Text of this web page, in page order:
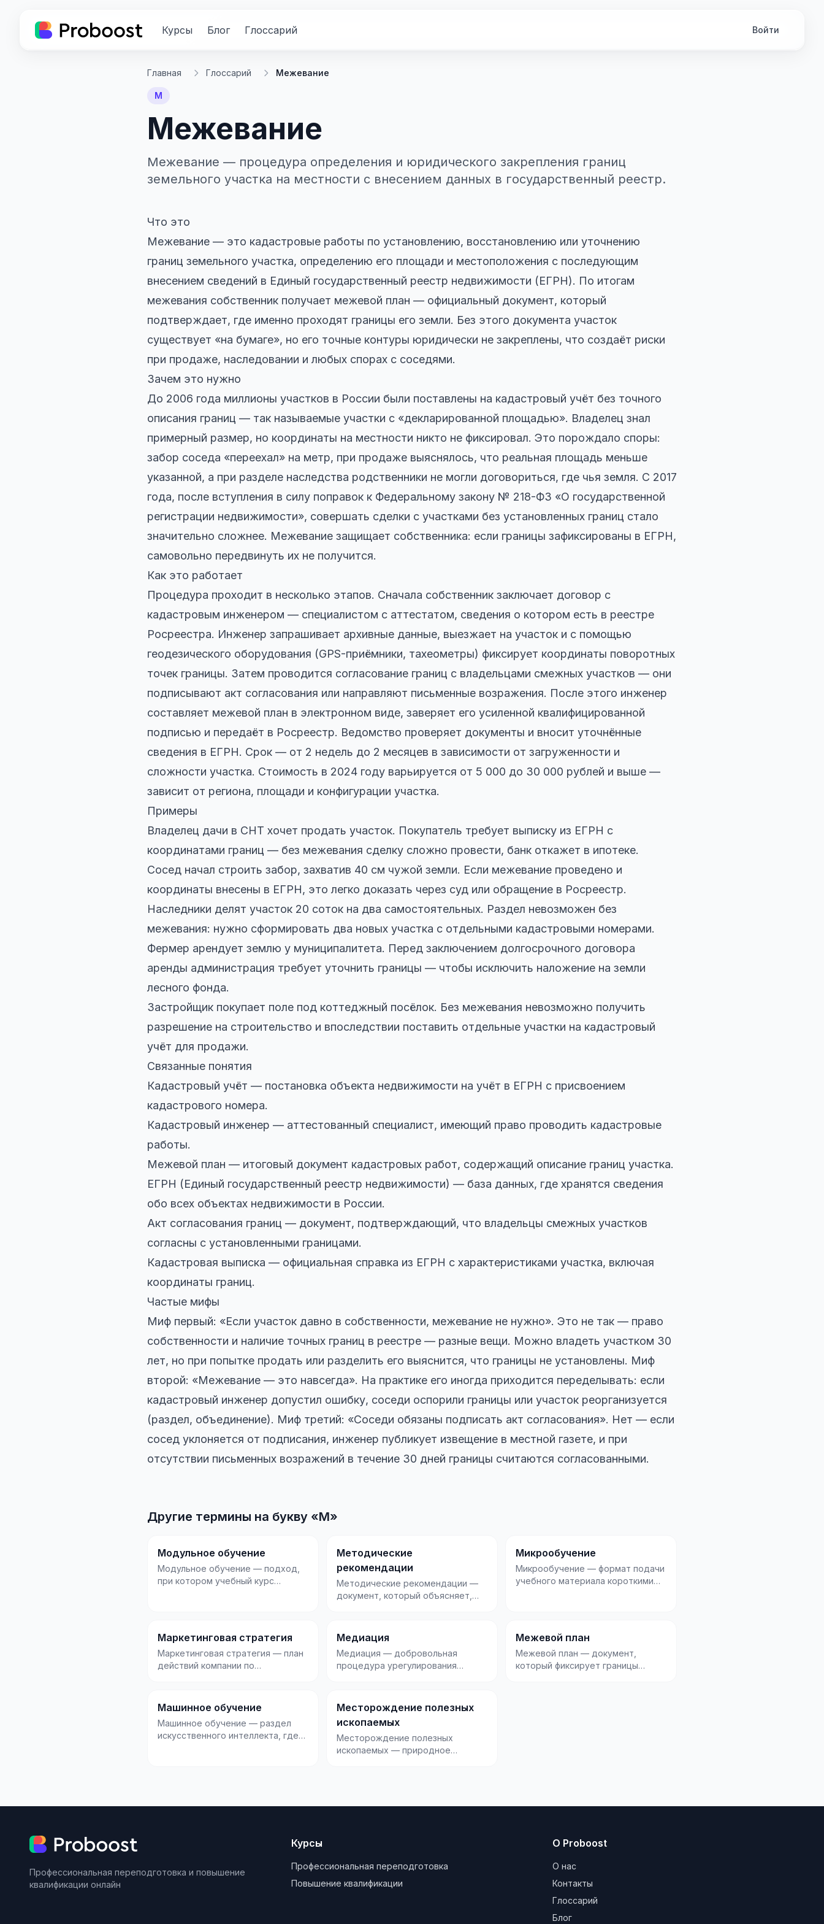
Курсы Блог Глоссарий Войти
Главная Глоссарий Межевание
М
Межевание
Межевание — процедура определения и юридического закрепления границ
земельного участка на местности с внесением данных в государственный реестр.
Что это
Межевание — это кадастровые работы по установлению, восстановлению или уточнению
границ земельного участка, определению его площади и местоположения с последующим
внесением сведений в Единый государственный реестр недвижимости (ЕГРН). По итогам
межевания собственник получает межевой план — официальный документ, который
подтверждает, где именно проходят границы его земли. Без этого документа участок
существует «на бумаге», но его точные контуры юридически не закреплены, что создаёт риски
при продаже, наследовании и любых спорах с соседями.
Зачем это нужно
До 2006 года миллионы участков в России были поставлены на кадастровый учёт без точного
описания границ — так называемые участки с «декларированной площадью». Владелец знал
примерный размер, но координаты на местности никто не фиксировал. Это порождало споры:
забор соседа «переехал» на метр, при продаже выяснялось, что реальная площадь меньше
указанной, а при разделе наследства родственники не могли договориться, где чья земля. С 2017
года, после вступления в силу поправок к Федеральному закону № 218-ФЗ «О государственной
регистрации недвижимости», совершать сделки с участками без установленных границ стало
значительно сложнее. Межевание защищает собственника: если границы зафиксированы в ЕГРН,
самовольно передвинуть их не получится.
Как это работает
Процедура проходит в несколько этапов. Сначала собственник заключает договор с
кадастровым инженером — специалистом с аттестатом, сведения о котором есть в реестре
Росреестра. Инженер запрашивает архивные данные, выезжает на участок и с помощью
геодезического оборудования (GPS-приёмники, тахеометры) фиксирует координаты поворотных
точек границы. Затем проводится согласование границ с владельцами смежных участков — они
подписывают акт согласования или направляют письменные возражения. После этого инженер
составляет межевой план в электронном виде, заверяет его усиленной квалифицированной
подписью и передаёт в Росреестр. Ведомство проверяет документы и вносит уточнённые
сведения в ЕГРН. Срок — от 2 недель до 2 месяцев в зависимости от загруженности и
сложности участка. Стоимость в 2024 году варьируется от 5 000 до 30 000 рублей и выше —
зависит от региона, площади и конфигурации участка.
Примеры
Владелец дачи в СНТ хочет продать участок. Покупатель требует выписку из ЕГРН с
координатами границ — без межевания сделку сложно провести, банк откажет в ипотеке.
Сосед начал строить забор, захватив 40 см чужой земли. Если межевание проведено и
координаты внесены в ЕГРН, это легко доказать через суд или обращение в Росреестр.
Наследники делят участок 20 соток на два самостоятельных. Раздел невозможен без
межевания: нужно сформировать два новых участка с отдельными кадастровыми номерами.
Фермер арендует землю у муниципалитета. Перед заключением долгосрочного договора
аренды администрация требует уточнить границы — чтобы исключить наложение на земли
лесного фонда.
Застройщик покупает поле под коттеджный посёлок. Без межевания невозможно получить
разрешение на строительство и впоследствии поставить отдельные участки на кадастровый
учёт для продажи.
Связанные понятия
Кадастровый учёт — постановка объекта недвижимости на учёт в ЕГРН с присвоением
кадастрового номера.
Кадастровый инженер — аттестованный специалист, имеющий право проводить кадастровые
работы.
Межевой план — итоговый документ кадастровых работ, содержащий описание границ участка.
ЕГРН (Единый государственный реестр недвижимости) — база данных, где хранятся сведения
обо всех объектах недвижимости в России.
Акт согласования границ — документ, подтверждающий, что владельцы смежных участков
согласны с установленными границами.
Кадастровая выписка — официальная справка из ЕГРН с характеристиками участка, включая
координаты границ.
Частые мифы
Миф первый: «Если участок давно в собственности, межевание не нужно». Это не так — право
собственности и наличие точных границ в реестре — разные вещи. Можно владеть участком 30
лет, но при попытке продать или разделить его выяснится, что границы не установлены. Миф
второй: «Межевание — это навсегда». На практике его иногда приходится переделывать: если
кадастровый инженер допустил ошибку, соседи оспорили границы или участок реорганизуется
(раздел, объединение). Миф третий: «Соседи обязаны подписать акт согласования». Нет — если
сосед уклоняется от подписания, инженер публикует извещение в местной газете, и при
отсутствии письменных возражений в течение 30 дней границы считаются согласованными.
Другие термины на букву «М»
Модульное обучение
Модульное обучение — подход,
при котором учебный курс
Методические
рекомендации
Методические рекомендации —
документ, который объясняет,
Микрообучение
Микрообучение — формат подачи
учебного материала короткими
Маркетинговая стратегия
Маркетинговая стратегия — план
действий компании по
Медиация
Медиация — добровольная
процедура урегулирования
Межевой план
Межевой план — документ,
который фиксирует границы
Машинное обучение
Машинное обучение — раздел
искусственного интеллекта, где
Месторождение полезных
ископаемых
Месторождение полезных
ископаемых — природное
Профессиональная переподготовка и повышение
квалификации онлайн
Курсы
Профессиональная переподготовка
Повышение квалификации
О Proboost
О нас
Контакты
Глоссарий
Блог